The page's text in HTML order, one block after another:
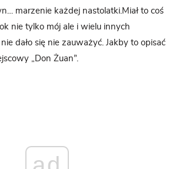
marzenie każdej nastolatki.Miał to coś
nie tylko mój ale i wielu innych
dało się nie zauważyć. Jakby to opisać
„Don Żuan”.